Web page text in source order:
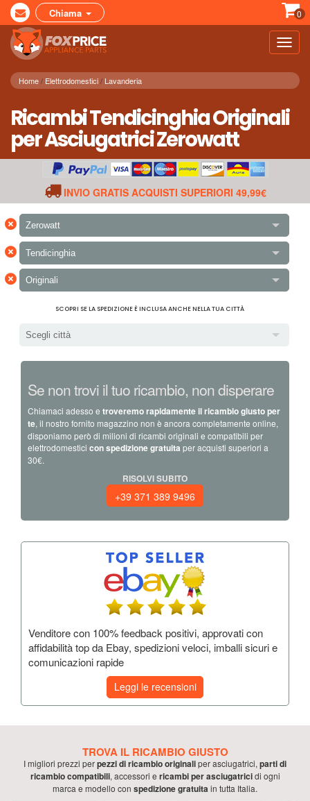
Chiama 0
Home Elettrodomestici Lavanderia
Ricambi Tendicinghia Originali
per Asciugatrici Zerowatt
INVIO GRATIS ACQUISTI SUPERIORI 49,99€
× Zerowatt
× Tendicinghia
× Originali
SCOPRI SE LA SPEDIZIONE È INCLUSA ANCHE NELLA TUA CITTÀ
Scegli città
Se non trovi il tuo ricambio, non disperare
Chiamaci adesso e troveremo rapidamente il ricambio giusto per
te, il nostro fornito magazzino non è ancora completamente online,
disponiamo però di milioni di ricambi originali e compatibili per
elettrodomestici con spedizione gratuita per acquisti superiori a
30€.
RISOLVI SUBITO
+39 371 389 9496
Venditore con 100% feedback positivi, approvati con
affidabilità top da Ebay, spedizioni veloci, imballi sicuri e
comunicazioni rapide
Leggi le recensioni
TROVA IL RICAMBIO GIUSTO
I migliori prezzi perpezzi di ricambio originaliperasciugatrici, parti di
ricambio compatibili, accessori e ricambi perasciugatricidi ogni
marca e modello con spedizione gratuitain tutta Italia.